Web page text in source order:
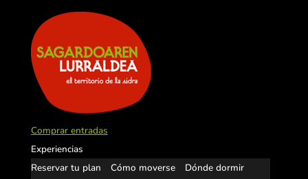
Comprar entradas
Experiencias
Reservar tu plan
Cómo moverse
Dónde dormir